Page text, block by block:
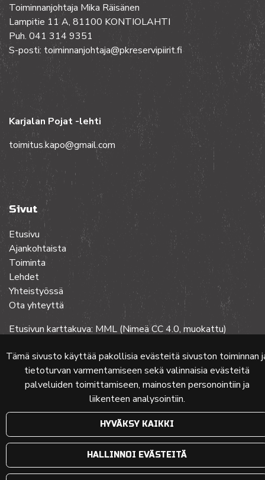
Tämä sivusto käyttää pakollisia evästeitä sivuston toiminnan
tietoturvan varmentamiseen sekä valinnaisia evästeitä
palveluiden toimittamiseen, mainosten personointiin ja
liikenteen analysointiin.
HYVÄKSY KAIKKI
HALLINNOI EVÄSTEITÄ
Toiminnanjohtaja Mika Räisänen
Lampitie 11 A, 81100 KONTIOLAHTI
Puh. 041 314 9351
S-posti: toiminnanjohtaja@pkreservipiirit.fi
Karjalan Pojat -lehti
toimitus.kapo@gmail.com
Sivut
Etusivu
Ajankohtaista
Toiminta
Lehdet
Yhteistyössä
Ota yhteyttä
Etusivun karttakuva: MML (Nimeä CC 4.0, muokattu)
© 2024 PKMT | VerkkosivuatFlow Oy